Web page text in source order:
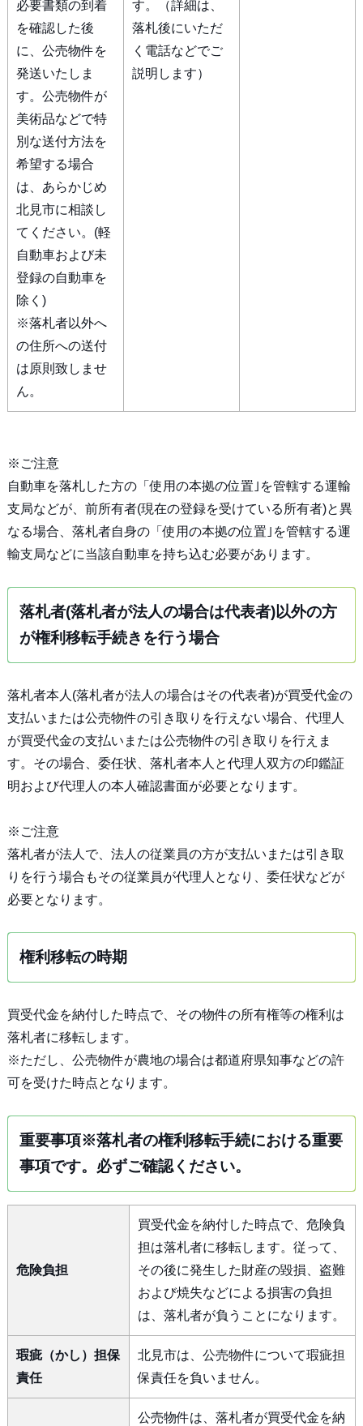
必要書類の到着
を確認した後
に、公売物件を
発送いたしま
す。公売物件が
美術品などで特
別な送付方法を
希望する場合
は、あらかじめ
北見市に相談し
てください。(軽
自動車および未
登録の自動車を
除く)
※落札者以外へ
の住所への送付
は原則致しませ
ん。
す。（詳細は、
落札後にいただ
く電話などでご
説明します）
※ご注意
自動車を落札した方の「使用の本拠の位置｣を管轄する運輸
支局などが、前所有者(現在の登録を受けている所有者)と異
なる場合、落札者自身の「使用の本拠の位置｣を管轄する運
輸支局などに当該自動車を持ち込む必要があります。
落札者(落札者が法人の場合は代表者)以外の方
が権利移転手続きを行う場合
落札者本人(落札者が法人の場合はその代表者)が買受代金の
支払いまたは公売物件の引き取りを行えない場合、代理人
が買受代金の支払いまたは公売物件の引き取りを行えま
す。その場合、委任状、落札者本人と代理人双方の印鑑証
明および代理人の本人確認書面が必要となります。
※ご注意
落札者が法人で、法人の従業員の方が支払いまたは引き取
りを行う場合もその従業員が代理人となり、委任状などが
必要となります。
権利移転の時期
買受代金を納付した時点で、その物件の所有権等の権利は
落札者に移転します。
※ただし、公売物件が農地の場合は都道府県知事などの許
可を受けた時点となります。
重要事項※落札者の権利移転手続における重要
事項です。必ずご確認ください。
危険負担
買受代金を納付した時点で、危険負
担は落札者に移転します。従って、
その後に発生した財産の毀損、盗難
および焼失などによる損害の負担
は、落札者が負うことになります。
瑕疵（かし）担保
責任
北見市は、公売物件について瑕疵担
保責任を負いません。
公売物件は、落札者が買受代金を納